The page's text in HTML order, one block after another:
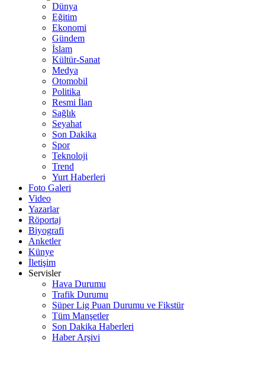
Dünya
Eğitim
Ekonomi
Gündem
İslam
Kültür-Sanat
Medya
Otomobil
Politika
Resmi İlan
Sağlık
Seyahat
Son Dakika
Spor
Teknoloji
Trend
Yurt Haberleri
Foto Galeri
Video
Yazarlar
Röportaj
Biyografi
Anketler
Künye
İletişim
Servisler
Hava Durumu
Trafik Durumu
Süper Lig Puan Durumu ve Fikstür
Tüm Manşetler
Son Dakika Haberleri
Haber Arşivi